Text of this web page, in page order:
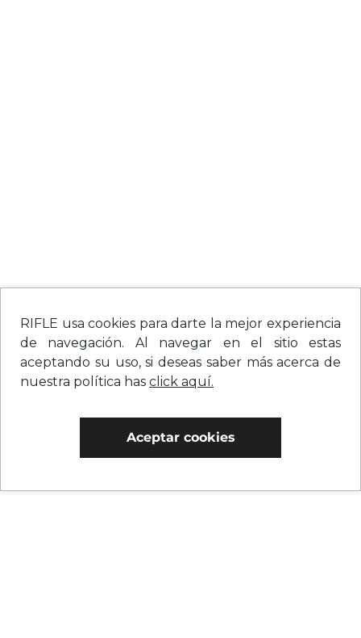
RIFLE usa cookies para darte la mejor experiencia
de navegación. Al navegar en el sitio estas
aceptando su uso, si deseas saber más acerca de
nuestra política has click aquí.
Aceptar cookies